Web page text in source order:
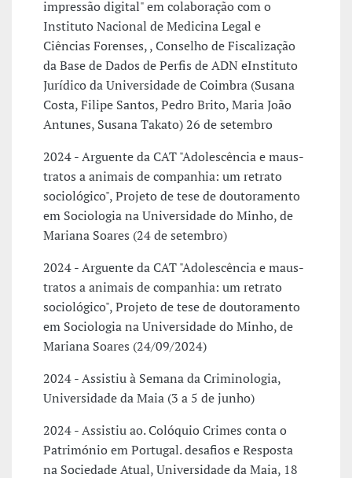
impressão digital" em colaboração com o
Instituto Nacional de Medicina Legal e
Ciências Forenses, , Conselho de Fiscalização
da Base de Dados de Perfis de ADN eInstituto
Jurídico da Universidade de Coimbra (Susana
Costa, Filipe Santos, Pedro Brito, Maria João
Antunes, Susana Takato) 26 de setembro
2024 - Arguente da CAT "Adolescência e maus-
tratos a animais de companhia: um retrato
sociológico", Projeto de tese de doutoramento
em Sociologia na Universidade do Minho, de
Mariana Soares (24 de setembro)
2024 - Arguente da CAT "Adolescência e maus-
tratos a animais de companhia: um retrato
sociológico", Projeto de tese de doutoramento
em Sociologia na Universidade do Minho, de
Mariana Soares (24/09/2024)
2024 - Assistiu à Semana da Criminologia,
Universidade da Maia (3 a 5 de junho)
2024 - Assistiu ao. Colóquio Crimes conta o
Património em Portugal. desafios e Resposta
na Sociedade Atual, Universidade da Maia, 18